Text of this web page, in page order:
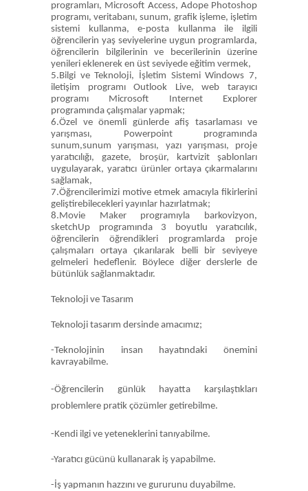
programları, Microsoft Access, Adope Photoshop
programı, veritabanı, sunum, grafik işleme, işletim
sistemi kullanma, e-posta kullanma ile ilgili
öğrencilerin yaş seviyelerine uygun programlarda,
öğrencilerin bilgilerinin ve becerilerinin üzerine
yenileri eklenerek en üst seviyede eğitim vermek,
5.Bilgi ve Teknoloji, İşletim Sistemi Windows 7,
iletişim programı Outlook Live, web tarayıcı
programı Microsoft Internet Explorer
programında çalışmalar yapmak;
6.Özel ve önemli günlerde afiş tasarlaması ve
yarışması, Powerpoint programında
sunum,sunum yarışması, yazı yarışması, proje
yaratıcılığı, gazete, broşür, kartvizit şablonları
uygulayarak, yaratıcı ürünler ortaya çıkarmalarını
sağlamak,
7.Öğrencilerimizi motive etmek amacıyla fikirlerini
geliştirebilecekleri yayınlar hazırlatmak;
8.Movie Maker programıyla barkovizyon,
sketchUp programında 3 boyutlu yaratıcılık,
öğrencilerin öğrendikleri programlarda proje
çalışmaları ortaya çıkarılarak belli bir seviyeye
gelmeleri hedeflenir. Böylece diğer derslerle de
bütünlük sağlanmaktadır.
Teknoloji ve Tasarım
Teknoloji tasarım dersinde amacımız;
-Teknolojinin insan hayatındaki önemini
kavrayabilme.
-Öğrencilerin günlük hayatta karşılaştıkları
problemlere pratik çözümler getirebilme.
-Kendi ilgi ve yeteneklerini tanıyabilme.
-Yaratıcı gücünü kullanarak iş yapabilme.
-İş yapmanın hazzını ve gururunu duyabilme.